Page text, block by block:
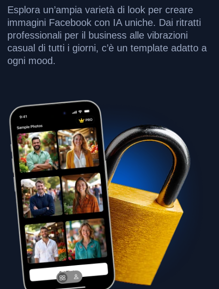
Esplora un’ampia varietà di look per creare
immagini Facebook con IA uniche. Dai ritratti
professionali per il business alle vibrazioni
casual di tutti i giorni, c’è un template adatto a
ogni mood.